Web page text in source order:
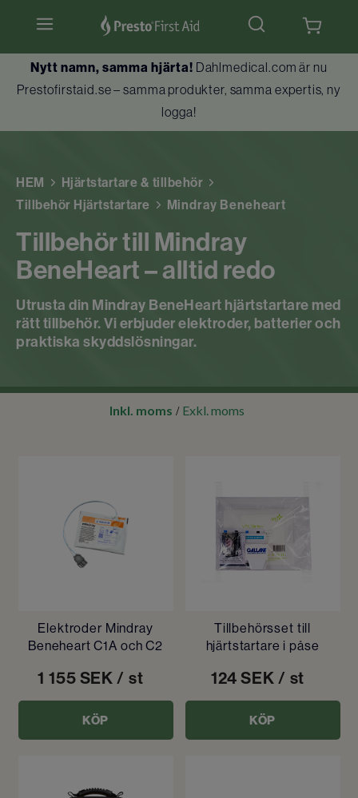
Hjärtstartare & tillbehör
Brandskydd
Utbildningar
Kundtjänst
Nytt namn, samma hjärta! Dahlmedical.com är nu
Prestofirstaid.se – samma produkter, samma expertis, ny
logga!
HEM
Hjärtstartare & tillbehör
Tillbehör Hjärtstartare
Mindray Beneheart
Tillbehör till Mindray
BeneHeart – alltid redo
Utrusta din Mindray BeneHeart hjärtstartare med
rätt tillbehör. Vi erbjuder elektroder, batterier och
praktiska skyddslösningar.
Inkl. moms / Exkl. moms
Elektroder Mindray
Beneheart C1A och C2
1 155SEK / st
KÖP
Tillbehörsset till
hjärtstartare i påse
124 SEK / st
KÖP